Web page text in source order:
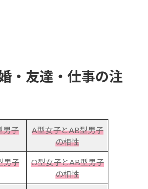
・友達・仕事の注
男子
A型女子とAB型男子
の相性
男子
O型女子とAB型男子
の相性